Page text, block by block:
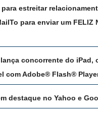
estreitar
para enviar um FELIZ
concorrente do iPad,
com Adobe® Flash®
destaque no Yahoo e